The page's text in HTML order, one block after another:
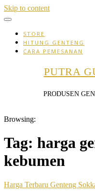
Skip to content
STORE
HITUNG GENTENG
CARA PEMESANAN
PUTRA
PRODUSEN
Browsing:
Tag: harga
kebumen
Harga Terbaru Genteng